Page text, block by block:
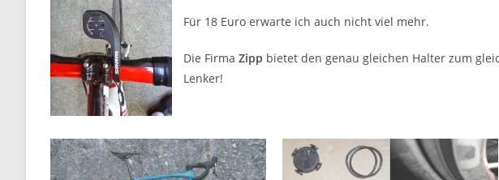
Für 18 Euro erwarte ich auch nicht viel mehr.
Die Firma Zipp bietet den genau gleichen Halter zum
Lenker!